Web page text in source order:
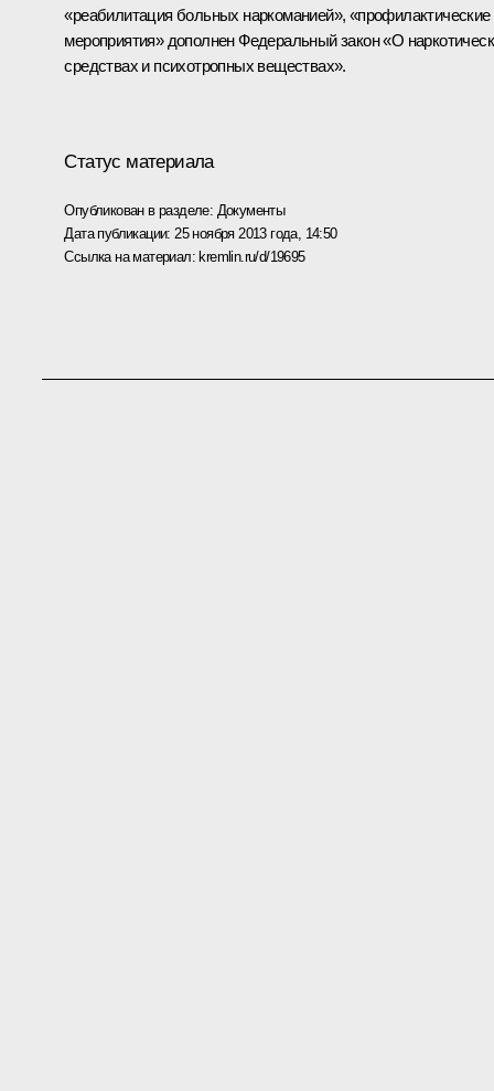
«реабилитация больных наркоманией», «профилактические
мероприятия» дополнен Федеральный закон «О
средствах и психотропных веществах».
Статус материала
Опубликован в разделе: Документы
Дата публикации: 25 ноября 2013 года, 14:50
Ссылка на материал: kremlin.ru/d/19695